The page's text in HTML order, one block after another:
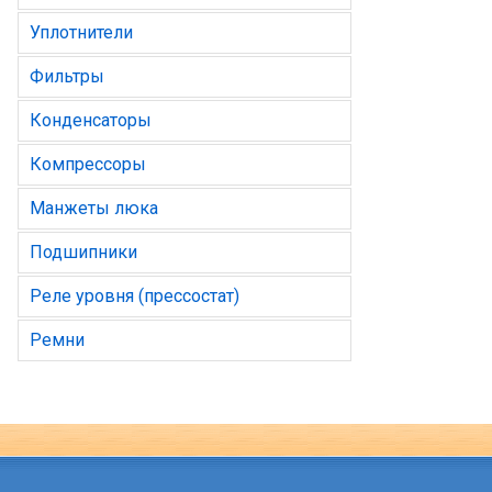
Уплотнители
Фильтры
Конденсаторы
Компрессоры
Манжеты люка
Подшипники
Реле уровня (прессостат)
Ремни